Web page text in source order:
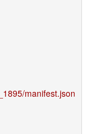
manifest.json